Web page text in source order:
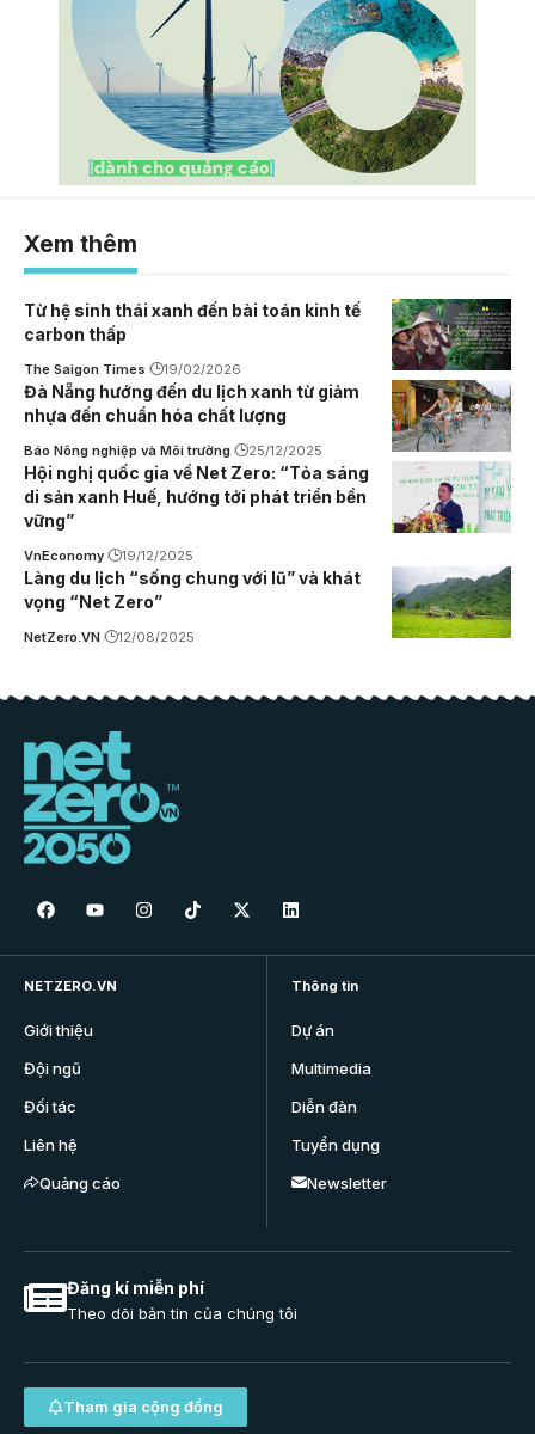
Xem thêm
Từ hệ sinh thái xanh đến bài toán kinh tế
carbon thấp
The Saigon Times 19/02/2026
Đà Nẵng hướng đến du lịch xanh từ giảm
nhựa đến chuẩn hóa chất lượng
Báo Nông nghiệp và Môi trường 25/12/2025
Hội nghị quốc gia về Net Zero: “Tỏa sáng
di sản xanh Huế, hướng tới phát triển bền
vững”
VnEconomy 19/12/2025
Làng du lịch “sống chung với lũ” và khát
vọng “Net Zero”
NetZero.VN 12/08/2025
NETZERO.VN
Giới thiệu
Đội ngũ
Đối tác
Liên hệ
Quảng cáo
Thông tin
Dự án
Multimedia
Diễn đàn
Tuyển dụng
Newsletter
Đăng kí miễn phí
Theo dõi bản tin của chúng tôi
Tham gia cộng đồng